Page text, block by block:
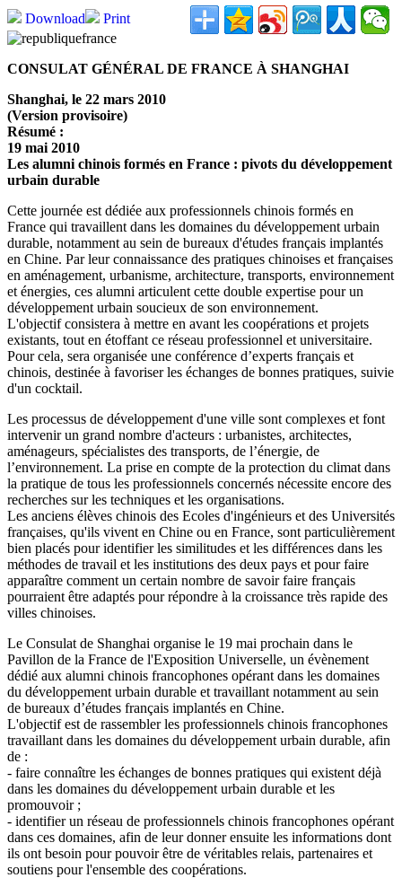
Print
Download
CONSULAT GÉNÉRAL DE FRANCE À SHANGHAI
Shanghai, le 22 mars 2010
(Version provisoire)
Résumé :
19 mai 2010
Les alumni chinois formés en France : pivots du développement
urbain durable
Cette journée est dédiée aux professionnels chinois formés en
France qui travaillent dans les domaines du développement urbain
durable, notamment au sein de bureaux d'études français implantés
en Chine. Par leur connaissance des pratiques chinoises et françaises
en aménagement, urbanisme, architecture, transports, environnement
et énergies, ces alumni articulent cette double expertise pour un
développement urbain soucieux de son environnement.
L'objectif consistera à mettre en avant les coopérations et projets
existants, tout en étoffant ce réseau professionnel et universitaire.
Pour cela, sera organisée une conférence d’experts français et
chinois, destinée à favoriser les échanges de bonnes pratiques, suivie
d'un cocktail.
Les processus de développement d'une ville sont complexes et font
intervenir un grand nombre d'acteurs : urbanistes, architectes,
aménageurs, spécialistes des transports, de l’énergie, de
l’environnement. La prise en compte de la protection du climat dans
la pratique de tous les professionnels concernés nécessite encore des
recherches sur les techniques et les organisations.
Les anciens élèves chinois des Ecoles d'ingénieurs et des Universités
françaises, qu'ils vivent en Chine ou en France, sont particulièrement
bien placés pour identifier les similitudes et les différences dans les
méthodes de travail et les institutions des deux pays et pour faire
apparaître comment un certain nombre de savoir faire français
pourraient être adaptés pour répondre à la croissance très rapide des
villes chinoises.
Le Consulat de Shanghai organise le 19 mai prochain dans le
Pavillon de la France de l'Exposition Universelle, un évènement
dédié aux alumni chinois francophones opérant dans les domaines
du développement urbain durable et travaillant notamment au sein
de bureaux d’études français implantés en Chine.
L'objectif est de rassembler les professionnels chinois francophones
travaillant dans les domaines du développement urbain durable, afin
de :
- faire connaître les échanges de bonnes pratiques qui existent déjà
dans les domaines du développement urbain durable et les
promouvoir ;
- identifier un réseau de professionnels chinois francophones opérant
dans ces domaines, afin de leur donner ensuite les informations dont
ils ont besoin pour pouvoir être de véritables relais, partenaires et
soutiens pour l'ensemble des coopérations.